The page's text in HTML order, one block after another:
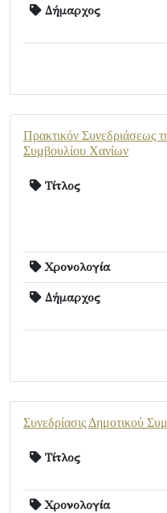
Δήμαρχος
Πρακτικόν Συνεδριάσεως
Συμβουλίου Χανίων
Τίτλος
Χρονολογία
Δήμαρχος
Συνεδρίασις Δημοτικού
Τίτλος
Χρονολογία